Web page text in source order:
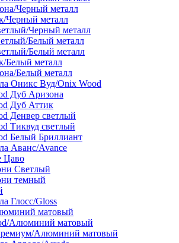
Черный металл
Черный металл
Черный металл
Белый металл
Белый металл
Белый металл
Белый металл
Оникс Вуд/Onix Wood
Дуб Аризона
Дуб Аттик
Денвер светлый
Тиквуд светлый
Белый Бриллиант
Аванс/Avance
Цаво
Светлый
темный
Глосс/Gloss
матовый
Алюминий матовый
Алюминий матовый